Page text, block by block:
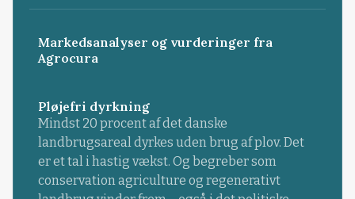
Markedsanalyser og vurderinger fra
Agrocura
Pløjefri dyrkning
Mindst 20 procent af det danske
landbrugsareal dyrkes uden brug af plov. Det
er et tal i hastig vækst. Og begreber som
conservation agriculture og regenerativt